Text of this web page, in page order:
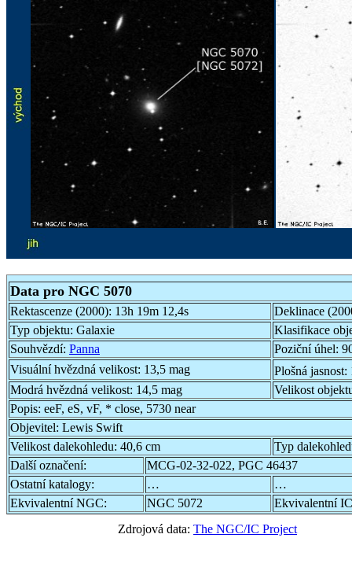
Data pro NGC 5070
Rektascenze (2000): 13h 19m 12,4s
Deklinace
Typ objektu: Galaxie
Klasifikace
Souhvězdí: Panna Poziční úhel:
Visuální hvězdná velikost: 13,5 mag Plošná jasnost:
Modrá hvězdná velikost: 14,5 mag
Velikost
Popis: eeF, eS, vF, * close, 5730 near
Objevitel: Lewis Swift
Velikost dalekohledu: 40,6 cm
Typ
Další označení:
MCG-02-32-022, PGC 46437
Ostatní katalogy:
…
…
Ekvivalentní NGC:
NGC 5072
Ekvivalentní
Zdrojová data: The NGC/IC Project